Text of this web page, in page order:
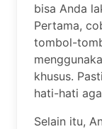
bisa Anda
Pertama,
tombol-
khusus.
hati-hati
Selain itu,